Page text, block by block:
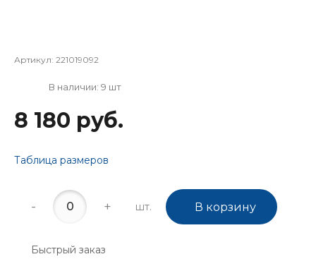
Артикул: 221019092
В наличии: 9 шт
8 180 руб.
Таблица размеров
- + шт. В корзину
Быстрый заказ